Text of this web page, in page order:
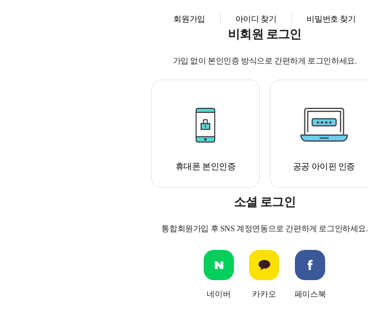
회원가입 아이디 찾기 비밀번호 찾기
비회원 로그인
가입 없이 본인인증 방식으로 간편하게 로그인하세요.
휴대폰 본인인증 공공 아이핀 인증
소셜 로그인
통합회원가입 후 SNS 계정연동으로 간편하게 로그인하세요.
네이버 카카오 페이스북